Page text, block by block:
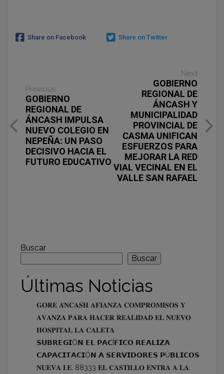
Share on Facebook Share on Twitter
Previous
GOBIERNO
REGIONAL DE
ÁNCASH IMPULSA
NUEVO COLEGIO EN
NEPEÑA: UN PASO
DECISIVO HACIA EL
FUTURO EDUCATIVO
Next
GOBIERNO
REGIONAL DE
ÁNCASH Y
MUNICIPALIDAD
PROVINCIAL DE
CASMA UNIFICAN
ESFUERZOS PARA
MEJORAR LA RED
VIAL VECINAL EN EL
VALLE SAN RAFAEL
Buscar
Buscar
Últimas Noticias
𝐆𝐎𝐑𝐄 𝐀́𝐍𝐂𝐀𝐒𝐇 𝐀𝐅𝐈𝐀𝐍𝐙𝐀 𝐂𝐎𝐌𝐏𝐑𝐎𝐌𝐈𝐒𝐎𝐒 𝐘
𝐀𝐕𝐀𝐍𝐙𝐀 𝐏𝐀𝐑𝐀 𝐇𝐀𝐂𝐄𝐑 𝐑𝐄𝐀𝐋𝐈𝐃𝐀𝐃 𝐄𝐋 𝐍𝐔𝐄𝐕𝐎
𝐇𝐎𝐒𝐏𝐈𝐓𝐀𝐋 𝐋𝐀 𝐂𝐀𝐋𝐄𝐓𝐀
𝗦𝗨𝗕𝗥𝗘𝗚𝗜Ó𝗡 𝗘𝗟 𝗣𝗔𝗖Í𝗙𝗜𝗖𝗢 𝗥𝗘𝗔𝗟𝗜𝗭𝗔
𝗖𝗔𝗣𝗔𝗖𝗜𝗧𝗔𝗖𝗜Ó𝗡 𝗔 𝗦𝗘𝗥𝗩𝗜𝗗𝗢𝗥𝗘𝗦 𝗣Ú𝗕𝗟𝗜𝗖𝗢𝗦
𝐍𝐔𝐄𝐕𝐀 𝐈.𝐄. 88333 𝐄𝐋 𝐂𝐀𝐒𝐓𝐈𝐋𝐋𝐎 𝐄𝐍𝐓𝐑𝐀 𝐀 𝐋𝐀